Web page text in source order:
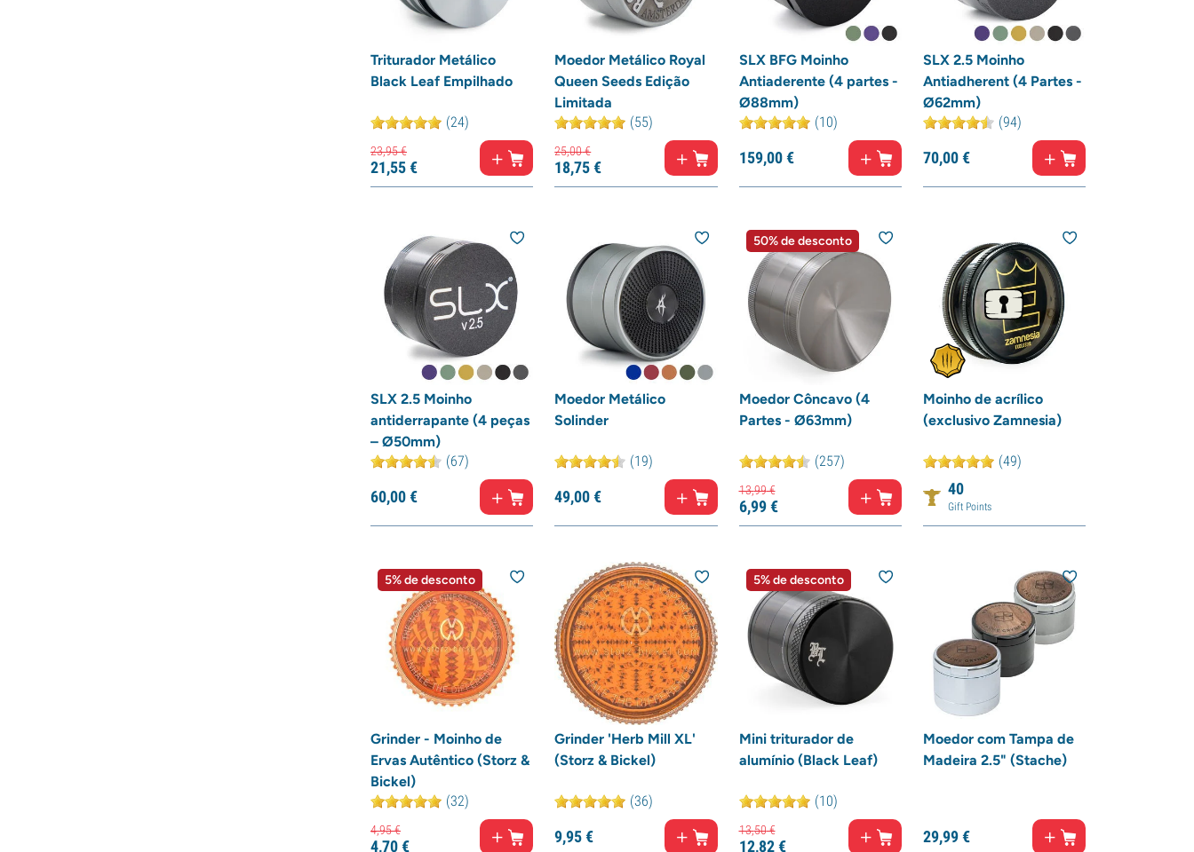
Triturador Metálico
Black Leaf Empilhado
(24)
23,95€
21,55€
Moedor Metálico Royal
Queen Seeds Edição
Limitada
(55)
25,00€
18,75€
SLX BFG Moinho
Antiaderente (4 partes -
Ø88mm)
(10)
159,00€
SLX 2.5 Moinho
Antiadherent (4 Partes -
Ø62mm)
(94)
70,00€
SLX 2.5 Moinho
antiderrapante (4 peças
– Ø50mm)
(67)
60,00€
Moedor Metálico
Solinder
(19)
49,00€
50% de desconto
Moedor Côncavo (4
Partes - Ø63mm)
(257)
13,99€
6,99€
Moinho de acrílico
(exclusivo Zamnesia)
(49)
40
Gift Points
5% de desconto
Grinder - Moinho de
Ervas Autêntico (Storz &
Bickel)
(32)
4,95€
4,70€
Grinder 'Herb Mill XL'
(Storz & Bickel)
(36)
9,95€
5% de desconto
Mini triturador de
alumínio (Black Leaf)
(10)
13,50€
12,82€
Moedor com Tampa de
Madeira 2.5" (Stache)
29,99€